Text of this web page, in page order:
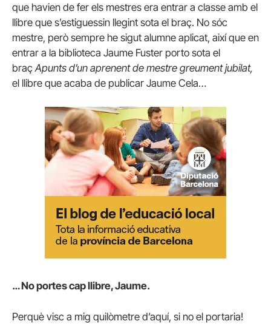
que havien de fer els mestres era entrar a classe amb el
llibre que s’estiguessin llegint sota el braç. No sóc
mestre, però sempre he sigut alumne aplicat, així que en
entrar a la biblioteca Jaume Fuster porto sota el
braç Apunts d’un aprenent de mestre greument jubilat,
el llibre que acaba de publicar Jaume Cela…
… No portes cap llibre, Jaume.
Perquè visc a mig quilòmetre d’aquí, si no el portaria!